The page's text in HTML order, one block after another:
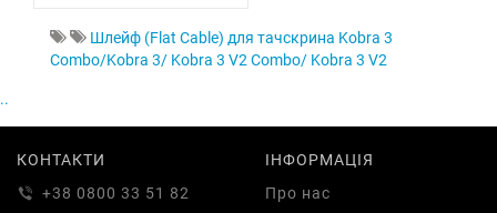
Шлейф (Flat Cable) для тачскрина Kobra 3
Combo/Kobra 3/ Kobra 3 V2 Combo/ Kobra 3 V2
..
КОНТАКТИ
+38 0800 33 51 82
ІНФОРМАЦІЯ
Про нас